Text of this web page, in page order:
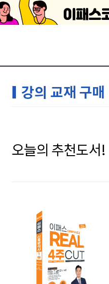
강의 교재 구매
오늘의 추천도서!